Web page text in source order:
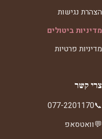
הצהרת נגישות
מדיניות ביטולים
מדיניות פרטיות
צרי קשר
📞
077-2201170
💬וואטסאפ